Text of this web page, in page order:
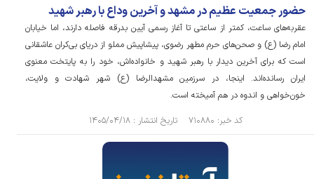
حضور جمعیت عظیم در مشهد و آخرین وداع با رهبر شهید
عقربه‌های ساعت، کمتر از ساعتی تا آغاز رسمی آیین بدرقه فاصله دارند، اما خیابان
امام رضا (ع) و صحن‌های حرم مطهر رضوی، پیشاپیش مملو از دریای بی‌کران عاشقانی
است که برای آخرین دیدار با رهبر شهید و خانواده‌اش، خود را به پایتخت معنوی
ایران رسانده‌اند. اینجا، در سرزمین مشهدالرضا (ع) شهر شهادت و ولایت،
خون‌خواهی و اندوه در هم آمیخته است.
کد خبر: ۷۱۰۸۸۰ تاریخ انتشار : ۱۴۰۵/۰۴/۱۸